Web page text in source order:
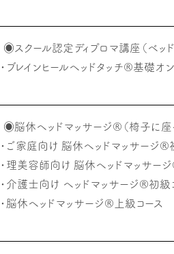
◉スクール認定ディプロマ講座（ベッ
・ブレインヒールヘッドタッチ®基礎オ
◉脳休ヘッドマッサージ®（椅子に座
・ご家庭向け 脳休ヘッドマッサージ®
・理美容師向け 脳休ヘッドマッサー
・介護士向け ヘッドマッサージ®初級
・脳休ヘッドマッサージ®上級コース